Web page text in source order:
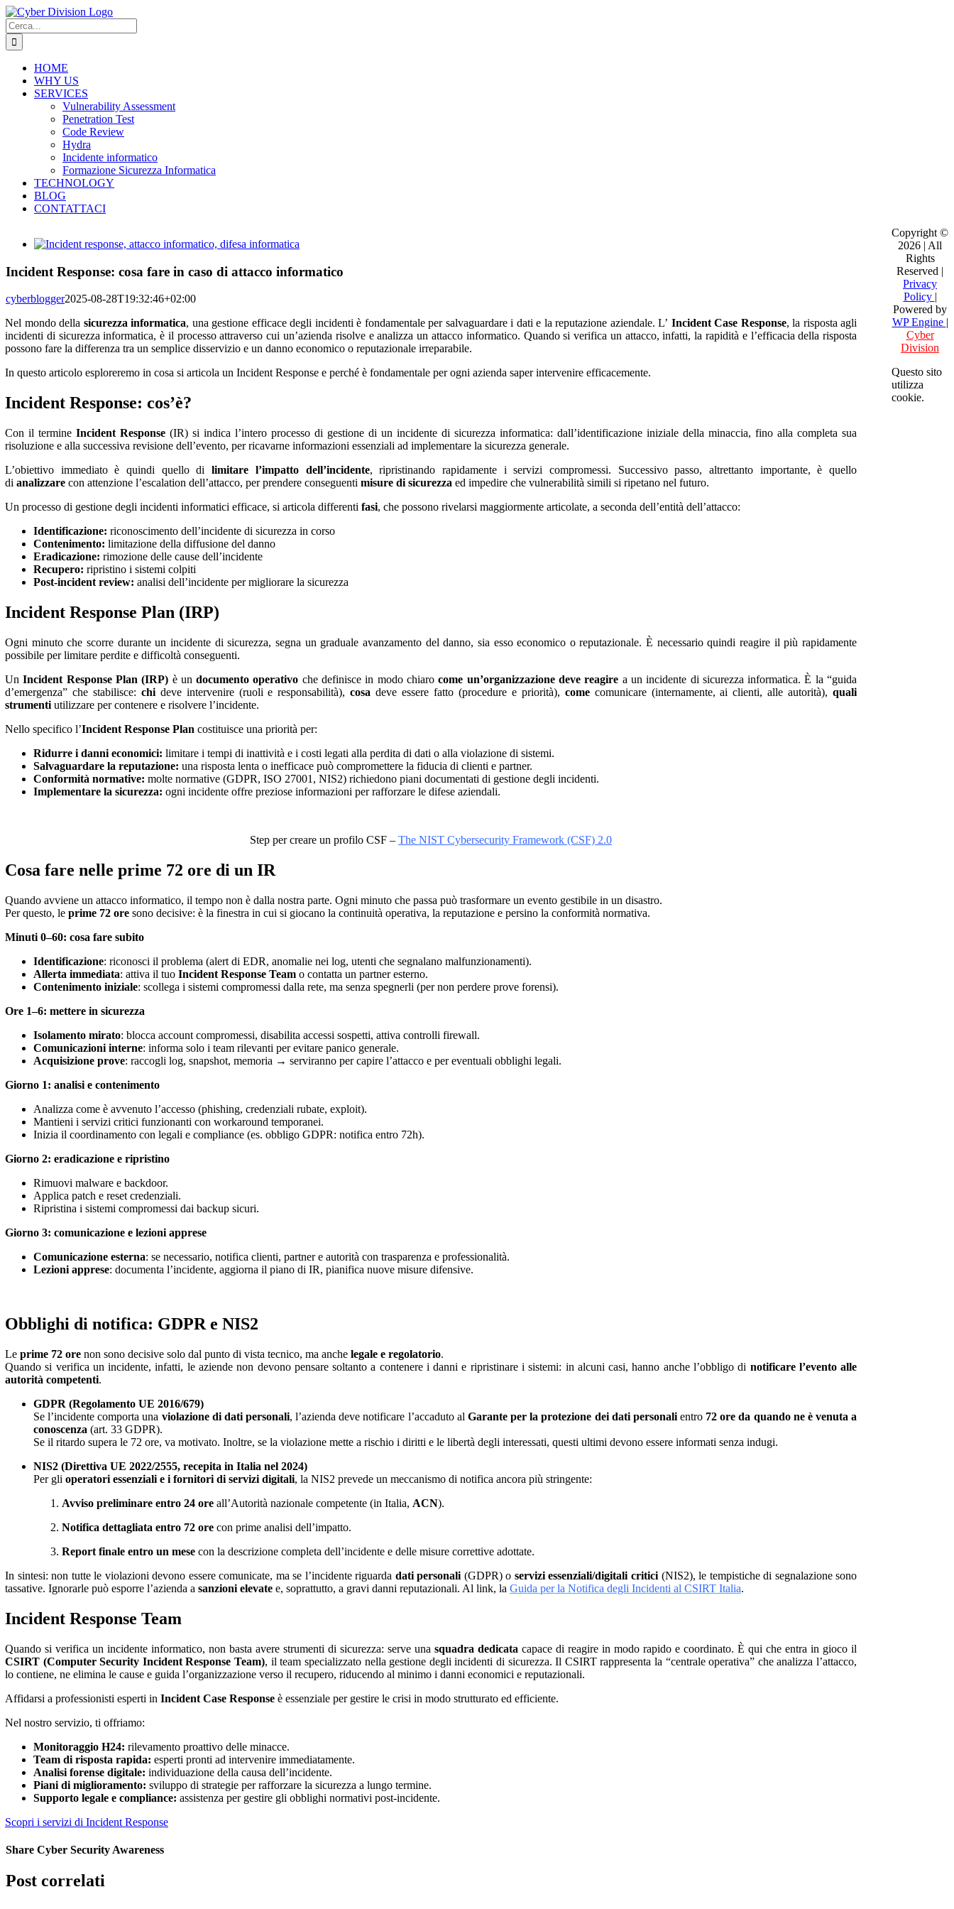
Salta
al
contenuto
Cerca
per:
HOME
WHY US
SERVICES
Vulnerability Assessment
Penetration Test
Code Review
Hydra
Incidente informatico
Formazione Sicurezza Informatica
TECHNOLOGY
BLOG
CONTATTACI
Ingrandisci
Incident Response: cosa fare in caso di attacco informatico
cyberblogger2025-08-28T19:32:46+02:00
Nel mondo della sicurezza informatica, una gestione efficace degli incidenti è fondamentale per salvaguardare i dati e la reputazione aziendale. L’ Incident Case Response, la risposta agli
incidenti di sicurezza informatica, è il processo attraverso cui un’azienda risolve e analizza un attacco informatico. Quando si verifica un attacco, infatti, la rapidità e l’efficacia della risposta
possono fare la differenza tra un semplice disservizio e un danno economico o reputazionale irreparabile.
In questo articolo esploreremo in cosa si articola un Incident Response e perché è fondamentale per ogni azienda saper intervenire efficacemente.
Incident Response: cos’è?
Con il termineIncident Response (IR) si indica l’intero processo di gestione di un incidente di sicurezza informatica: dall’identificazione iniziale della minaccia, fino alla completa sua
risoluzione e alla successiva revisione dell’evento, per ricavarne informazioni essenziali ad implementare la sicurezza generale.
L’obiettivo immediato è quindi quello dilimitare l’impatto dell’incidente, ripristinando rapidamente i servizi compromessi. Successivo passo, altrettanto importante, è quello
di analizzare con attenzione l’escalation dell’attacco, per prendere conseguenti misure di sicurezza ed impedire che vulnerabilità simili si ripetano nel futuro.
Un processo di gestione degli incidenti informatici efficace, si articola differenti fasi, che possono rivelarsi maggiormente articolate, a seconda dell’entità dell’attacco:
Identificazione: riconoscimento dell’incidente di sicurezza in corso
Contenimento: limitazione della diffusione del danno
Eradicazione: rimozione delle cause dell’incidente
Recupero: ripristino i sistemi colpiti
Post-incident review: analisi dell’incidente per migliorare la sicurezza
Incident Response Plan (IRP)
Ogni minuto che scorre durante un incidente di sicurezza, segna un graduale avanzamento del danno, sia esso economico o reputazionale. È necessario quindi reagire il più rapidamente
possibile per limitare perdite e difficoltà conseguenti.
UnIncident Response Plan (IRP) è undocumento operativo che definisce in modo chiarocome un’organizzazione deve reagire a un incidente di sicurezza informatica. È la “guida
d’emergenza” che stabilisce: chideve intervenire (ruoli e responsabilità),cosa deve essere fatto (procedure e priorità), comecomunicare (internamente, ai clienti, alle autorità),quali
strumenti utilizzare per contenere e risolvere l’incidente.
Nello specifico l’Incident Response Plan costituisce una priorità per:
Ridurre i danni economici: limitare i tempi di inattività e i costi legati alla perdita di dati o alla violazione di sistemi.
Salvaguardare la reputazione: una risposta lenta o inefficace può compromettere la fiducia di clienti e partner.
Conformità normative: molte normative (GDPR, ISO 27001, NIS2) richiedono piani documentati di gestione degli incidenti.
Implementare la sicurezza: ogni incidente offre preziose informazioni per rafforzare le difese aziendali.
Step per creare un profilo CSF –The NIST Cybersecurity Framework (CSF) 2.0
Cosa fare nelle prime 72 ore di un IR
Quando avviene un attacco informatico, il tempo non è dalla nostra parte. Ogni minuto che passa può trasformare un evento gestibile in un disastro.
Per questo, le prime 72 ore sono decisive: è la finestra in cui si giocano la continuità operativa, la reputazione e persino la conformità normativa.
Minuti 0–60: cosa fare subito
Identificazione: riconosci il problema (alert di EDR, anomalie nei log, utenti che segnalano malfunzionamenti).
Allerta immediata: attiva il tuo Incident Response Team o contatta un partner esterno.
Contenimento iniziale: scollega i sistemi compromessi dalla rete, ma senza spegnerli (per non perdere prove forensi).
Ore 1–6: mettere in sicurezza
Isolamento mirato: blocca account compromessi, disabilita accessi sospetti, attiva controlli firewall.
Comunicazioni interne: informa solo i team rilevanti per evitare panico generale.
Acquisizione prove: raccogli log, snapshot, memoria → serviranno per capire l’attacco e per eventuali obblighi legali.
Giorno 1: analisi e contenimento
Analizza come è avvenuto l’accesso (phishing, credenziali rubate, exploit).
Mantieni i servizi critici funzionanti con workaround temporanei.
Inizia il coordinamento con legali e compliance (es. obbligo GDPR: notifica entro 72h).
Giorno 2: eradicazione e ripristino
Rimuovi malware e backdoor.
Applica patch e reset credenziali.
Ripristina i sistemi compromessi dai backup sicuri.
Giorno 3: comunicazione e lezioni apprese
Comunicazione esterna: se necessario, notifica clienti, partner e autorità con trasparenza e professionalità.
Lezioni apprese: documenta l’incidente, aggiorna il piano di IR, pianifica nuove misure difensive.
Obblighi di notifica: GDPR e NIS2
Le prime 72 ore non sono decisive solo dal punto di vista tecnico, ma anche legale e regolatorio.
Quando si verifica un incidente, infatti, le aziende non devono pensare soltanto a contenere i danni e ripristinare i sistemi: in alcuni casi, hanno anche l’obbligo di notificare l’evento alle
autorità competenti.
GDPR (Regolamento UE 2016/679)
Se l’incidente comporta una violazione di dati personali, l’azienda deve notificare l’accaduto al Garante per la protezione dei dati personalientro 72 ore da quando ne è venuta a
conoscenza (art. 33 GDPR).
Se il ritardo supera le 72 ore, va motivato. Inoltre, se la violazione mette a rischio i diritti e le libertà degli interessati, questi ultimi devono essere informati senza indugi.
NIS2 (Direttiva UE 2022/2555, recepita in Italia nel 2024)
Per gli operatori essenziali e i fornitori di servizi digitali, la NIS2 prevede un meccanismo di notifica ancora più stringente:
Avviso preliminare entro 24 ore all’Autorità nazionale competente (in Italia, ACN).
Notifica dettagliata entro 72 ore con prime analisi dell’impatto.
Report finale entro un mese con la descrizione completa dell’incidente e delle misure correttive adottate.
In sintesi: non tutte le violazioni devono essere comunicate, ma se l’incidente riguarda dati personali (GDPR) o servizi essenziali/digitali critici(NIS2), le tempistiche di segnalazione sono
tassative. Ignorarle può esporre l’azienda a sanzioni elevate e, soprattutto, a gravi danni reputazionali. Al link, la Guida per la Notifica degli Incidenti al CSIRT Italia.
Incident Response Team
Quando si verifica un incidente informatico, non basta avere strumenti di sicurezza: serve unasquadra dedicata capace di reagire in modo rapido e coordinato. È qui che entra in gioco il
CSIRT (Computer Security Incident Response Team), il team specializzato nella gestione degli incidenti di sicurezza. Il CSIRT rappresenta la “centrale operativa” che analizza l’attacco,
lo contiene, ne elimina le cause e guida l’organizzazione verso il recupero, riducendo al minimo i danni economici e reputazionali.
Affidarsi a professionisti esperti in Incident Case Response è essenziale per gestire le crisi in modo strutturato ed efficiente.
Nel nostro servizio, ti offriamo:
Monitoraggio H24: rilevamento proattivo delle minacce.
Team di risposta rapida: esperti pronti ad intervenire immediatamente.
Analisi forense digitale: individuazione della causa dell’incidente.
Piani di miglioramento: sviluppo di strategie per rafforzare la sicurezza a lungo termine.
Supporto legale e compliance: assistenza per gestire gli obblighi normativi post-incidente.
Scopri i servizi di Incident Response
Share Cyber Security Awareness
Twitter
LinkedIn
Reddit
Email
Post correlati
Copyright ©
2026 | All
Rights
Reserved |
Privacy
Policy |
Powered by
WP Engine |
Cyber
Division
Questo sito
utilizza
cookie.